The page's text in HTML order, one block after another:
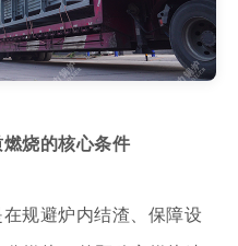
烧的核心条件
规避炉内结渣、保障设